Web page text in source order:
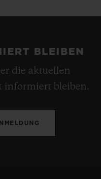
BLEIBEN
die aktuellen
informiert bleiben.